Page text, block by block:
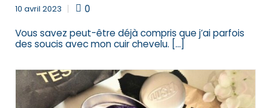
10 avril 2023
0
Vous savez peut-être déjà compris que j’ai parfois
des soucis avec mon cuir chevelu. […]